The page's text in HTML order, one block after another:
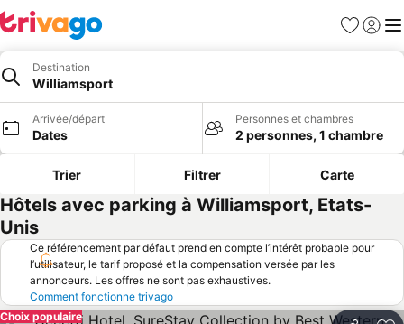
Favoris
Se
Destination
Williamsport
Arrivée/départ
Dates
Personnes et chambres
2 personnes, 1 chambre
Trier Filtrer Carte
Hôtels avec parking à Williamsport, Etats-
Unis
Ce référencement par défaut prend en compte l’intérêt probable pour
l’utilisateur, le tarif proposé et la compensation versée par les
annonceurs. Les offres ne sont pas exhaustives.
Comment fonctionne trivago
Choix populaire